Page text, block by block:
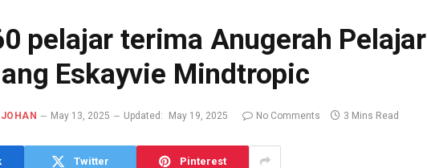
pelajar terima Anugerah Pelajar
Eskayvie Mindtropic
May 13, 2025 Updated: May 19, 2025 No Comments 3 Mins Read
Twitter Pinterest